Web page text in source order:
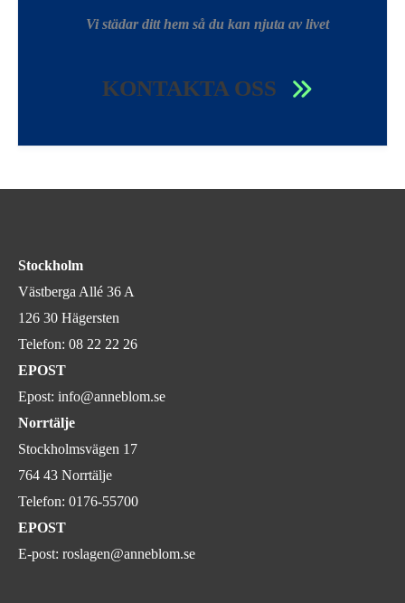
Vi städar ditt hem så du kan njuta av livet
KONTAKTA OSS
Stockholm
Västberga Allé 36 A
126 30 Hägersten
Telefon: 08 22 22 26
EPOST
Epost: info@anneblom.se
Norrtälje
Stockholmsvägen 17
764 43 Norrtälje
Telefon: 0176-55700
EPOST
E-post: roslagen@anneblom.se